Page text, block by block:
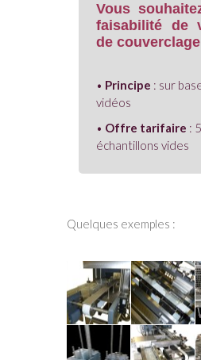
Vous
faisabilité de
de
• Principe : sur
vidéos
• Offre tarifaire :
échantillons vides
Quelques exemples :